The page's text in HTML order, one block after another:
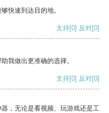
快速到达目的地。
支持[0] 反对[0]
我做出更准确的选择。
支持[0] 反对[0]
，无论是看视频、玩游戏还是工